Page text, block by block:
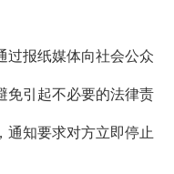
过报纸媒体向社会公众
免引起不必要的法律责
通知要求对方立即停止